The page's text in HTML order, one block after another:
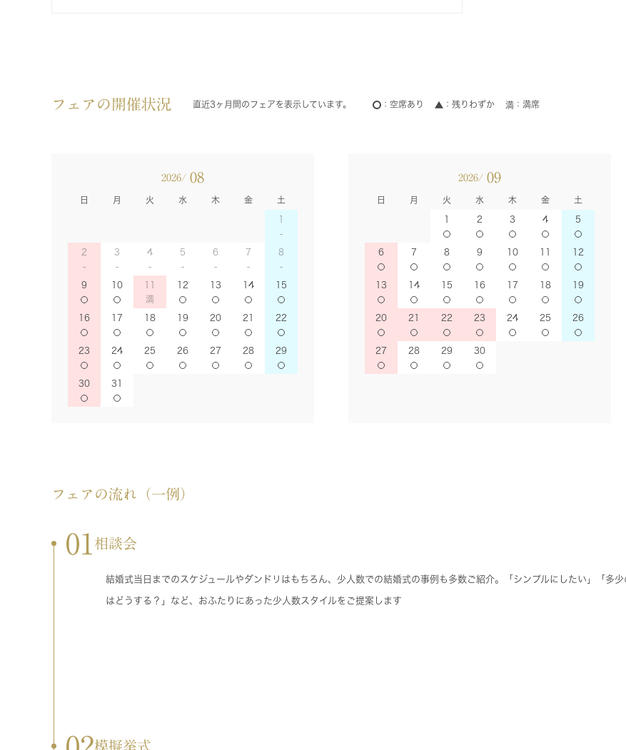
フェアの開催状況 直近3ヶ月間のフェアを表示しています。 空席あり 残りわずか 満席
2026/ 08
日 月 火 水 木 金 土
1
2 3 4 5 6 7 8
9 10 11 12 13 14 15
16 17 18 19 20 21 22
23 24 25 26 27 28 29
30 31
2026/ 09
日 月 火 水 木 金 土
1 2 3 4 5
6 7 8 9 10 11 12
13 14 15 16 17 18 19
20 21 22 23 24 25 26
27 28 29 30
フェアの流れ（一例）
01 相談会
結婚式当日までのスケジュールやダンドリはもちろん、少人数での結婚式の事例も多数ご紹介。「シンプルにしたい」「多
はどうする？」など、おふたりにあった少人数スタイルをご提案します
模擬挙式